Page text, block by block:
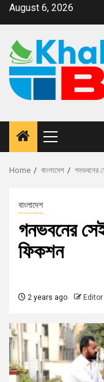
August 6, 2026
Home বাংলাদেশ গনভবনের
বাংলাদেশ
গনভবনের
ফিকশন
2 years ago Editor